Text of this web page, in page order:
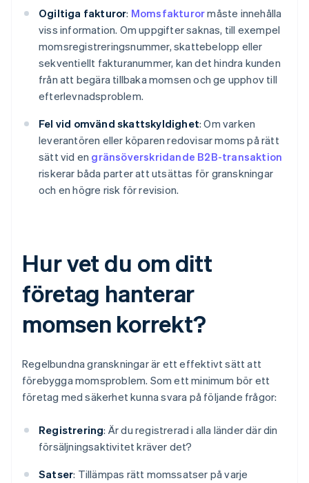
Ogiltiga fakturor: Momsfakturormåste innehålla
viss information. Om uppgifter saknas, till exempel
momsregistreringsnummer, skattebelopp eller
sekventiellt fakturanummer, kan det hindra kunden
från att begära tillbaka momsen och ge upphov till
efterlevnadsproblem.
Fel vid omvänd skattskyldighet: Om varken
leverantören eller köparen redovisar moms på rätt
sätt vid en gränsöverskridande B2B-transaktion
riskerar båda parter att utsättas för granskningar
och en högre risk för revision.
Hur vet du om ditt
företag hanterar
momsen korrekt?
Regelbundna granskningar är ett effektivt sätt att
förebygga momsproblem. Som ett minimum bör ett
företag med säkerhet kunna svara på följande frågor:
Registrering: Är du registrerad i alla länder där din
försäljningsaktivitet kräver det?
Satser: Tillämpas rätt momssatser på varje